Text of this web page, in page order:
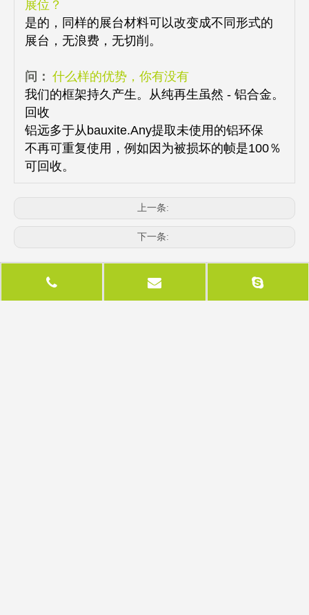
展位？
是的，同样的展台材料可以改变成不同形式的
展台，无浪费，无切削。
问： 什么样的优势，你有没有
我们的框架持久产生。从纯再生虽然 - 铝合金。
回收
铝远多于从bauxite.Any提取未使用的铝环保
不再可重复使用，例如因为被损坏的帧是100％
可回收。
上一条:
下一条: